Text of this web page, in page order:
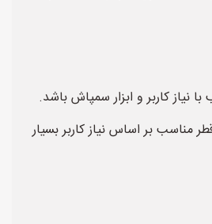
نیاز کاربر و ابزار سمپاش باشد.
مناسب بر اساس نیاز کاربر بسیار